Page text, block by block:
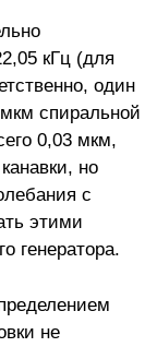
кГц (для
один
спиральной
0,03 мкм,
но
с
этими
генератора.
не